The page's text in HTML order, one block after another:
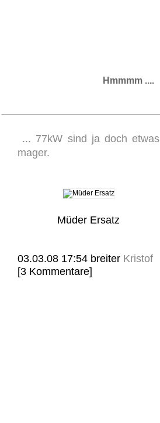
Hmmmm ....
... 77kW sind ja doch etwas
mager.
Müder Ersatz
03.03.08 17:54 breiter Kristof
[3 Kommentare]